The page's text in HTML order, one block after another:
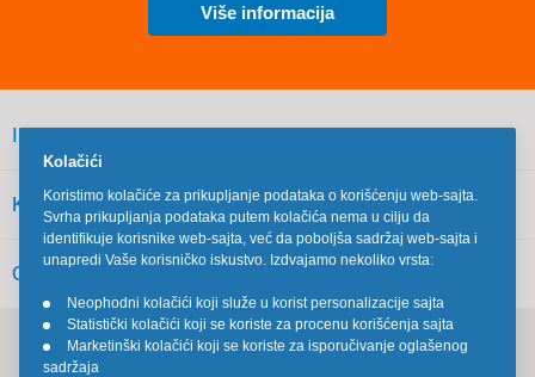
Više informacija
INFORMACIJE
KORISNIČKI SERVIS
OSTALO
Kolačići
Koristimo kolačiće za prikupljanje podataka o korišćenju web-sajta.
Svrha prikupljanja podataka putem kolačića nema u cilju da
identifikuje korisnike web-sajta, već da poboljša sadržaj web-sajta i
unapredi Vaše korisničko iskustvo. Izdvajamo nekoliko vrsta:
•
Neophodni kolačići koji služe u korist personalizacije sajta
•
Statistički kolačići koji se koriste za procenu korišćenja sajta
•
Marketinški kolačići koji se koriste za isporučivanje oglašenog
sadržaja